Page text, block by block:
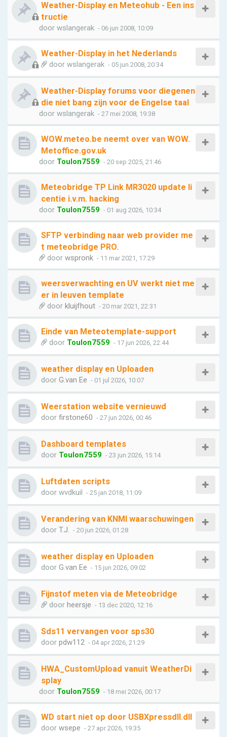
Weather-Display en Meteohub - Een ins
tructie
door wslangerak - 06 jun 2008, 10:09
Weather-Display in het Nederlands
door wslangerak - 05 jun 2008, 20:34
Weather-Display forums voor diegenen
die niet bang zijn voor de Engelse taal
door wslangerak - 27 mei 2008, 19:38
WOW.meteo.be neemt over van WOW.
Metoffice.gov.uk
door Toulon7559 - 20 sep 2025, 21:46
Meteobridge TP Link MR3020 update li
centie i.v.m. hacking
door Toulon7559 - 01 aug 2026, 10:34
SFTP verbinding naar web provider me
t meteobridge PRO.
door wspronk - 11 mar 2021, 17:29
weersverwachting en UV werkt niet me
er in leuven template
door kluijfhout - 20 mar 2021, 22:31
Einde van Meteotemplate-support
door Toulon7559 - 17 jun 2026, 22:44
weather display en Uploaden
door G.van Ee - 01 jul 2026, 10:07
Weerstation website vernieuwd
door firstone60 - 27 jun 2026, 00:46
Dashboard templates
door Toulon7559 - 23 jun 2026, 15:14
Luftdaten scripts
door wvdkuil - 25 jan 2018, 11:09
Verandering van KNMI waarschuwingen
door T.J. - 20 jun 2026, 01:28
weather display en Uploaden
door G.van Ee - 15 jun 2026, 09:02
Fijnstof meten via de Meteobridge
door heersje - 13 dec 2020, 12:16
Sds11 vervangen voor sps30
door pdw112 - 04 apr 2026, 21:29
HWA_CustomUpload vanuit WeatherDi
splay
door Toulon7559 - 18 mei 2026, 00:17
WD start niet op door USBXpressdll.dll
door wsepe - 27 apr 2026, 19:35